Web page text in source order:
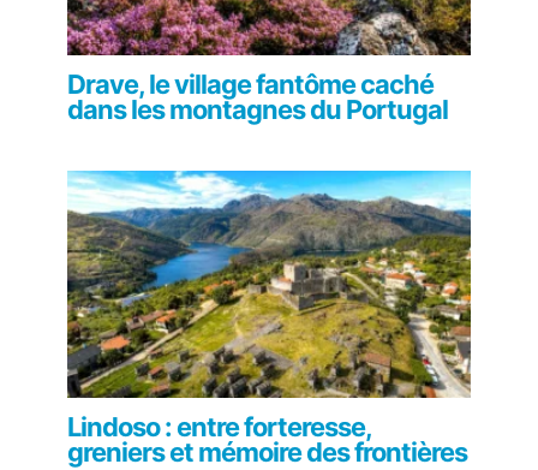
Drave, le village fantôme caché
dans les montagnes du Portugal
Lindoso : entre forteresse,
greniers et mémoire des frontières